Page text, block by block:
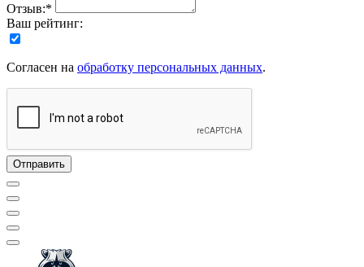
Отзыв:*
Ваш рейтинг:
Согласен на обработку персональных данных.